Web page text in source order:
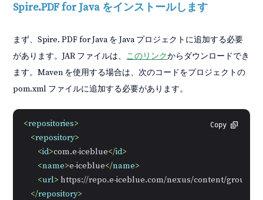
Spire.PDF for Java をインストールします
まず、Spire. PDF for Java を Java プロジェクトに追加する必要
があります。JAR ファイルは、 このリンクからダウンロードでき
ます。Maven を使用する場合は、次のコードをプロジェクトの
pom.xml ファイルに追加する必要があります。
Copy
<repositories>
<repository>
<id>com.e-iceblue</id>
<name>e-iceblue</name>
<url> https://repo.e-iceblue.com/nexus/content/groups/
</repository>